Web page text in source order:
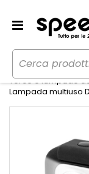
Home Auto
Torce e lampade
Lampada multiuso